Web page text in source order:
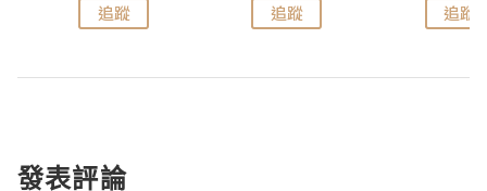
追蹤 追蹤 追蹤
發表評論